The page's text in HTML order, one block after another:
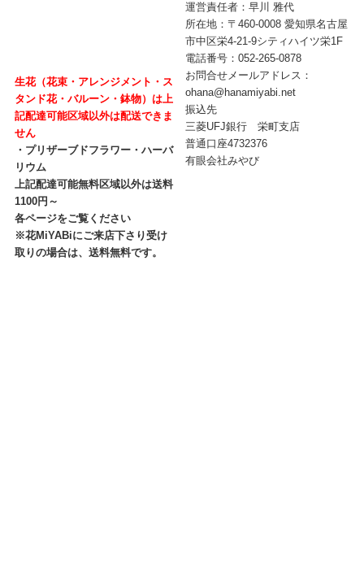
生花（花束・アレンジメント・ス
タンド花・バルーン・鉢物）は上
記配達可能区域以外は配送できま
せん
・プリザーブドフラワー・ハーバ
リウム
上記配達可能無料区域以外は送料
1100円～
各ページをご覧ください
※花MiYABiにご来店下さり受け
取りの場合は、送料無料です。
運営責任者：早川 雅代
所在地：〒460-0008 愛知県名古屋
市中区栄4-21-9シティハイツ栄1F
電話番号：052-265-0878
お問合せメールアドレス：
ohana@hanamiyabi.net
振込先
三菱UFJ銀行 栄町支店
普通口座4732376
有眼会社みやび